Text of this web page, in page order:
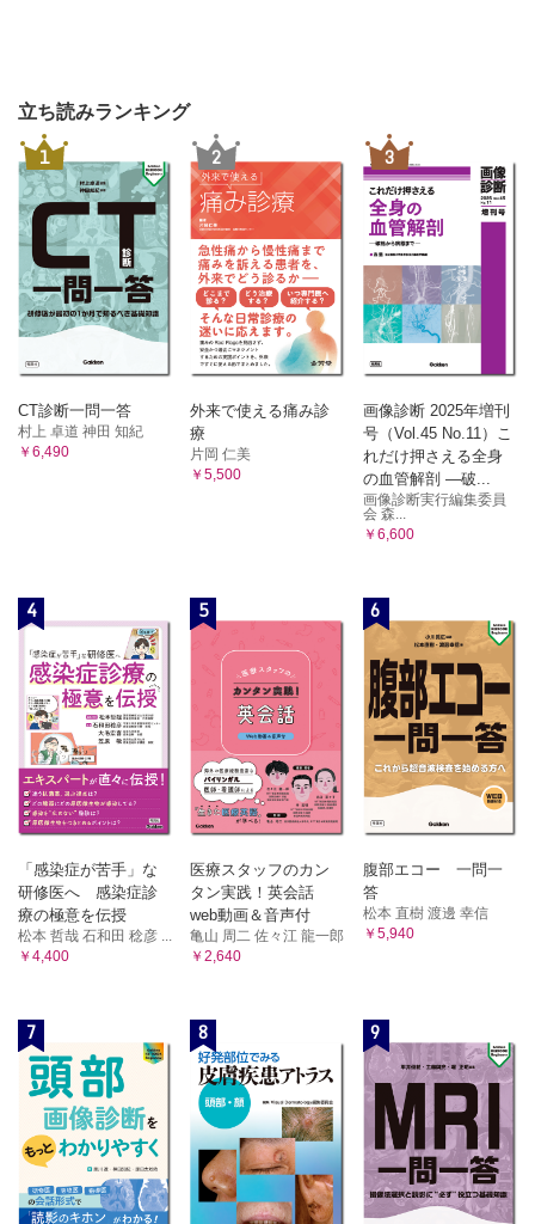
立ち読みランキング
1
CT診断一問一答
村上 卓道 神田 知紀
￥6,490
2
外来で使える痛み診
療
片岡 仁美
￥5,500
3
画像診断 2025年増刊
号（Vol.45 No.11）こ
れだけ押さえる全身
の血管解剖 ―破...
画像診断実行編集委員
会 森...
￥6,600
4
「感染症が苦手」な
研修医へ 感染症診
療の極意を伝授
松本 哲哉 石和田 稔彦 ...
￥4,400
5
医療スタッフのカン
タン実践！英会話
web動画＆音声付
亀山 周二 佐々江 龍一郎
￥2,640
6
腹部エコー 一問一
答
松本 直樹 渡邊 幸信
￥5,940
7 8 9